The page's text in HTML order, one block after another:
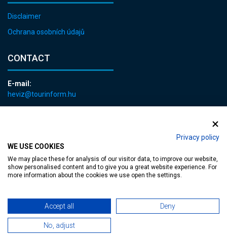
Privacy policy
WE USE COOKIES
We may place these for analysis of our visitor data, to improve our website,
show personalised content and to give you a great website experience. For
more information about the cookies we use open the settings.
Accept all Deny
No, adjust
Disclaimer
Ochrana osobních údajů
CONTACT
E-mail:
heviz@tourinform.hu
MediaGum|Cookie renewals